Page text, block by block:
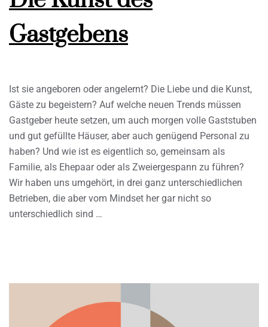
Gastgebens
Ist sie angeboren oder angelernt? Die Liebe und die Kunst,
Gäste zu begeistern? Auf welche neuen Trends müssen
Gastgeber heute setzen, um auch morgen volle Gaststuben
und gut gefüllte Häuser, aber auch genügend Personal zu
haben? Und wie ist es eigentlich so, gemeinsam als
Familie, als Ehepaar oder als Zweiergespann zu führen?
Wir haben uns umgehört, in drei ganz unterschiedlichen
Betrieben, die aber vom Mindset her gar nicht so
unterschiedlich sind …